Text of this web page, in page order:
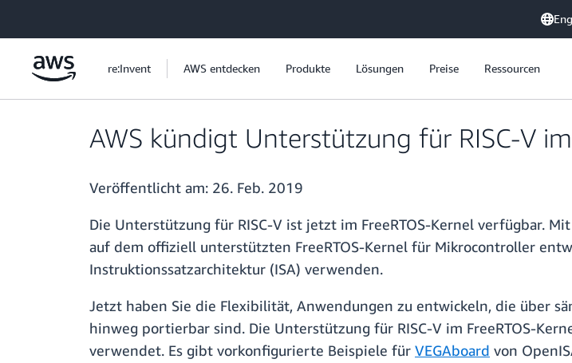
re:Invent AWS entdecken Produkte Lösungen Preise Ressourcen
AWS kündigt Unterstützung für RISC-V
Veröffentlicht am: 26. Feb. 2019
Die Unterstützung für RISC-V ist jetzt im FreeRTOS-Kernel verfügbar.
auf dem offiziell unterstützten FreeRTOS-Kernel für Mikrocontroller
Instruktionssatzarchitektur (ISA) verwenden.
Jetzt haben Sie die Flexibilität, Anwendungen zu entwickeln, die über
hinweg portierbar sind. Die Unterstützung für RISC-V im FreeRTOS-
verwendet. Es gibt vorkonfigurierte Beispiele für VEGAboard von